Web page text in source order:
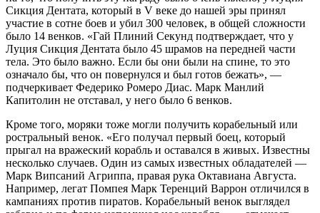
Сикция Дентата, который в V веке до нашей эры принял
участие в сотне боев и убил 300 человек, в общей сложности
было 14 венков. «Гай Плиний Секунд подтверждает, что у
Луция Сикция Дентата было 45 шрамов на передней части
тела. Это было важно. Если бы они были на спине, то это
означало бы, что он повернулся и был готов бежать», —
подчеркивает Федерико Ромеро Диас. Марк Манлий
Капитолин не отставал, у него было 6 венков.
Кроме того, моряки тоже могли получить корабельный или
ростральный венок. «Его получал первый боец, который
прыгал на вражеский корабль и оставался в живых. Известны
несколько случаев. Один из самых известных обладателей —
Марк Випсаний Агриппа, правая рука Октавиана Августа.
Например, легат Помпея Марк Теренций Варрон отличился в
кампаниях против пиратов. Корабельный венок выглядел